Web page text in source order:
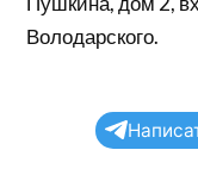
Володарского.